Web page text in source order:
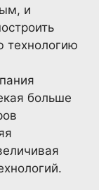
и
технологию
больше